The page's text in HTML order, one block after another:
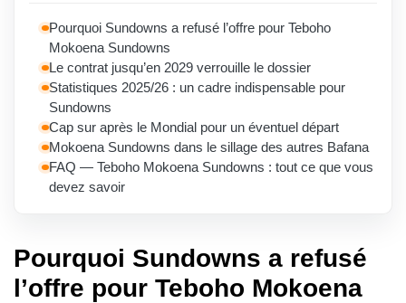
Pourquoi Sundowns a refusé l’offre pour Teboho
Mokoena Sundowns
Le contrat jusqu’en 2029 verrouille le dossier
Statistiques 2025/26 : un cadre indispensable pour
Sundowns
Cap sur après le Mondial pour un éventuel départ
Mokoena Sundowns dans le sillage des autres Bafana
FAQ — Teboho Mokoena Sundowns : tout ce que vous
devez savoir
Pourquoi Sundowns a refusé
l’offre pour Teboho Mokoena